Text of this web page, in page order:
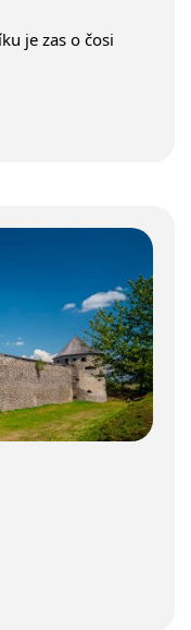
je zas o čosi